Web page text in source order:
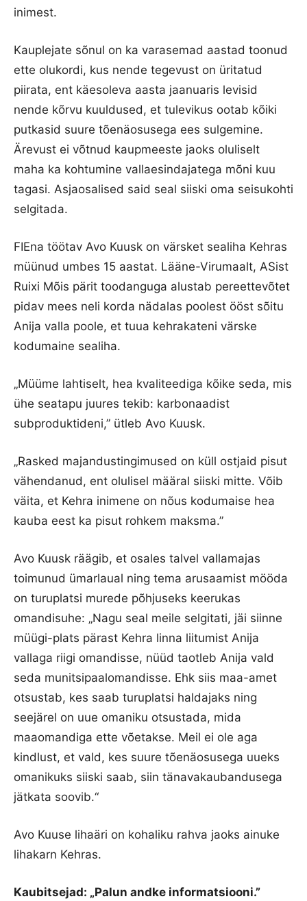
inimest.
Kauplejate sõnul on ka varasemad aastad toonud
ette olukordi, kus nende tegevust on üritatud
piirata, ent käesoleva aasta jaanuaris levisid
nende kõrvu kuuldused, et tulevikus ootab kõiki
putkasid suure tõenäosusega ees sulgemine.
Ärevust ei võtnud kaupmeeste jaoks oluliselt
maha ka kohtumine vallaesindajatega mõni kuu
tagasi. Asjaosalised said seal siiski oma seisukohti
selgitada.
FIEna töötav Avo Kuusk on värsket sealiha Kehras
müünud umbes 15 aastat. Lääne-Virumaalt, ASist
Ruixi Mõis pärit toodanguga alustab pereettevõtet
pidav mees neli korda nädalas poolest ööst sõitu
Anija valla poole, et tuua kehrakateni värske
kodumaine sealiha.
„Müüme lahtiselt, hea kvaliteediga kõike seda, mis
ühe seatapu juures tekib: karbonaadist
subproduktideni,” ütleb Avo Kuusk.
„Rasked majandustingimused on küll ostjaid pisut
vähendanud, ent olulisel määral siiski mitte. Võib
väita, et Kehra inimene on nõus kodumaise hea
kauba eest ka pisut rohkem maksma.”
Avo Kuusk räägib, et osales talvel vallamajas
toimunud ümarlaual ning tema arusaamist mööda
on turuplatsi murede põhjuseks keerukas
omandisuhe: „Nagu seal meile selgitati, jäi siinne
müügi-plats pärast Kehra linna liitumist Anija
vallaga riigi omandisse, nüüd taotleb Anija vald
seda munitsipaalomandisse. Ehk siis maa-amet
otsustab, kes saab turuplatsi haldajaks ning
seejärel on uue omaniku otsustada, mida
maaomandiga ette võetakse. Meil ei ole aga
kindlust, et vald, kes suure tõenäosusega uueks
omanikuks siiski saab, siin tänavakaubandusega
jätkata soovib.“
Avo Kuuse lihaäri on kohaliku rahva jaoks ainuke
lihakarn Kehras.
Kaubitsejad: „Palun andke informatsiooni.”